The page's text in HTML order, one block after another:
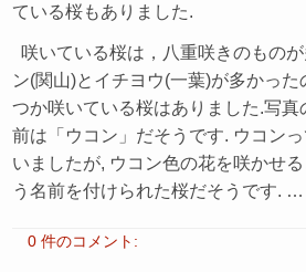
ている桜もありました.
咲いている桜は，八重咲きのもの
ン(関山)とイチヨウ(一葉)が多かった
つか咲いている桜はありました.写真
前は「ウコン」だそうです. ウコン
いましたが, ウコン色の花を咲かせ
う名前を付けられた桜だそうです.
0 件のコメント: